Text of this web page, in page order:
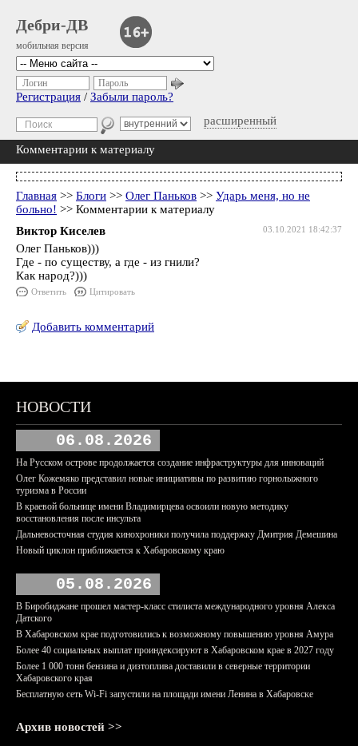
Дебри-ДВ
мобильная версия
расширенный
Логин Пароль
Регистрация / Забыли пароль?
Комментарии к материалу
Главная >> Блоги >> Олег Паньков >> Ударь меня, но не
больно! >> Комментарии к материалу
03.10.2021 18:42:37
Виктор Киселев
Олег Паньков)))
Где - по существу, а где - из гнили?
Как народ?)))
Ответить Цитировать
Добавить комментарий
НОВОСТИ
06.08.2026
На Русском острове продолжается создание инфраструктуры для инноваций
Олег Кожемяко представил новые инициативы по развитию горнолыжного
туризма в России
В краевой больнице имени Владимирцева освоили новую методику
восстановления после инсульта
Дальневосточная студия кинохроники получила поддержку Дмитрия Демешина
Новый циклон приближается к Хабаровскому краю
05.08.2026
В Биробиджане прошел мастер-класс стилиста международного уровня Алекса
Датского
В Хабаровском крае подготовились к возможному повышению уровня Амура
Более 40 социальных выплат проиндексируют в Хабаровском крае в 2027 году
Более 1 000 тонн бензина и дизтоплива доставили в северные территории
Хабаровского края
Бесплатную сеть Wi-Fi запустили на площади имени Ленина в Хабаровске
Архив новостей >>